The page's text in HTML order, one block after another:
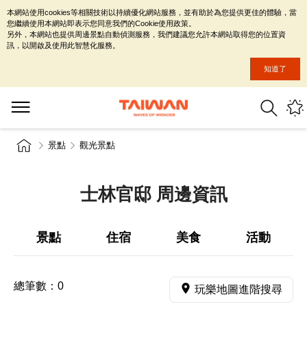
景點 觀光景點
士林官邸 周邊資訊
景點 住宿 美食 活動
總筆數： 0 玩樂地圖進階搜尋
本網站使用cookies等相關技術以持續優化網站服務，並有助於為您提供更佳的體驗，當
您繼續使用本網站即表示您同意我們的Cookie使用政策。
另外，本網站也提供周邊景點自動偵測服務，我們建議您允許本網站取得您的位置資
訊，以開啟及使用此智慧化服務。
知道了